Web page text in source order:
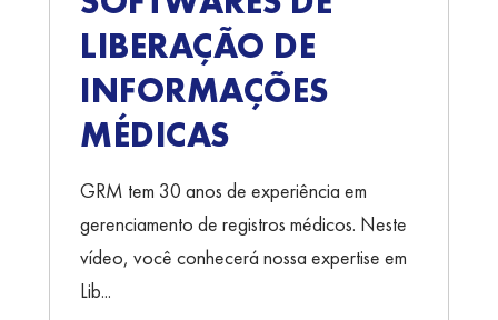
LIBERAÇÃO DE
INFORMAÇÕES
MÉDICAS
GRM tem 30 anos de experiência em
gerenciamento de registros médicos. Neste
vídeo, você conhecerá nossa expertise em
Lib...